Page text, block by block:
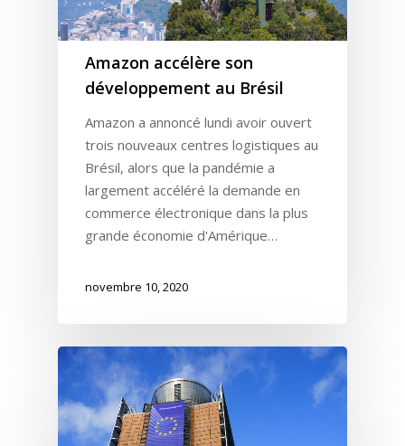
Amazon accélère son
développement au Brésil
Amazon a annoncé lundi avoir ouvert
trois nouveaux centres logistiques au
Brésil, alors que la pandémie a
largement accéléré la demande en
commerce électronique dans la plus
grande économie d'Amérique…
novembre 10, 2020